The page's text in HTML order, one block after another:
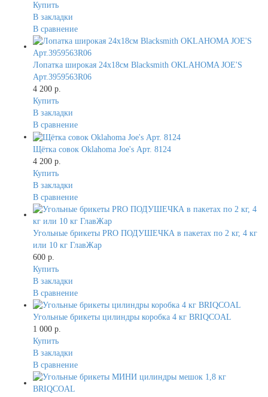
Купить
В закладки
В сравнение
Лопатка широкая 24х18см Blacksmith OKLAHOMA JOE'S
Арт.3959563R06
4 200 р.
Купить
В закладки
В сравнение
Щётка совок Oklahoma Joe's Арт. 8124
4 200 р.
Купить
В закладки
В сравнение
Угольные брикеты PRO ПОДУШЕЧКА в пакетах по 2 кг, 4 кг
или 10 кг ГлавЖар
600 р.
Купить
В закладки
В сравнение
Угольные брикеты цилиндры коробка 4 кг BRIQCOAL
1 000 р.
Купить
В закладки
В сравнение